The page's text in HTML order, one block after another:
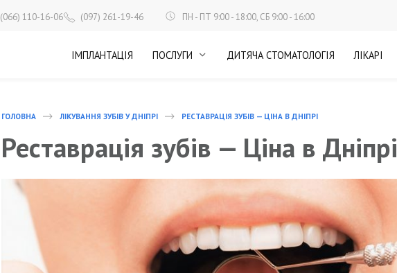
(066) 110-16-06 (097) 261-19-46 ПН - ПТ 9:00 - 18:00, СБ 9:00 - 16:00
ІМПЛАНТАЦІЯ ПОСЛУГИ ДИТЯЧА СТОМАТОЛОГІЯ ЛІКАРІ
ГОЛОВНА ЛІКУВАННЯ ЗУБІВ У ДНІПРІ РЕСТАВРАЦІЯ ЗУБІВ — ЦІНА В ДНІПРІ
Реставрація зубів — Ціна в Дніпрі